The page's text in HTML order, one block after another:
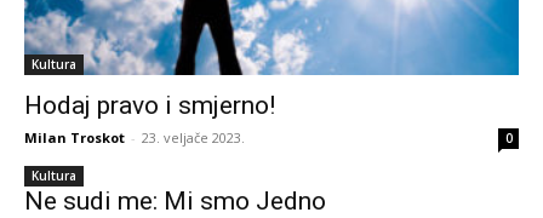
Kultura
Hodaj pravo i smjerno!
Milan Troskot - 23. veljače 2023. 0
Kultura
Ne sudi me: Mi smo Jedno